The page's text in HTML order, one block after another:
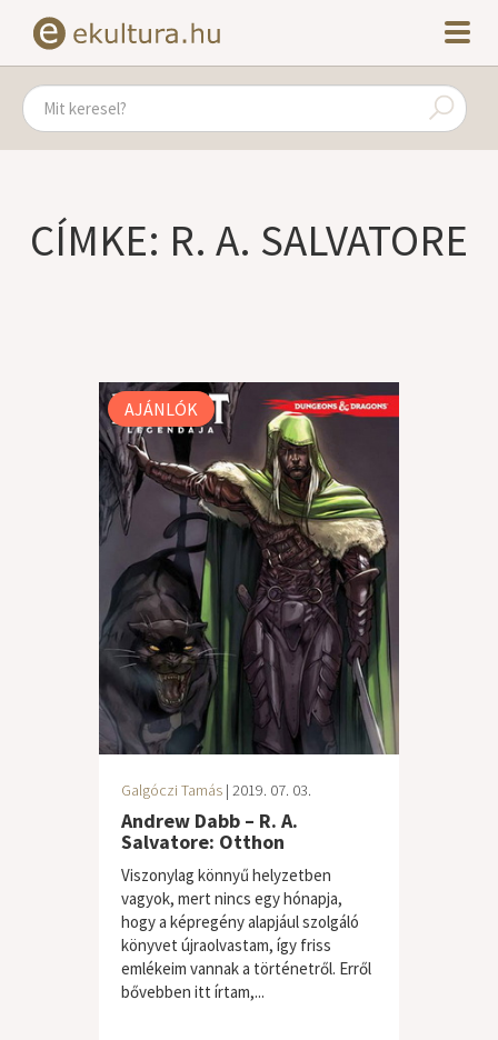
CÍMKE: R. A. SALVATORE
AJÁNLÓK
Galgóczi Tamás | 2019. 07. 03.
Andrew Dabb – R. A.
Salvatore: Otthon
Viszonylag könnyű helyzetben
vagyok, mert nincs egy hónapja,
hogy a képregény alapjául szolgáló
könyvet újraolvastam, így friss
emlékeim vannak a történetről. Erről
bővebben itt írtam,...